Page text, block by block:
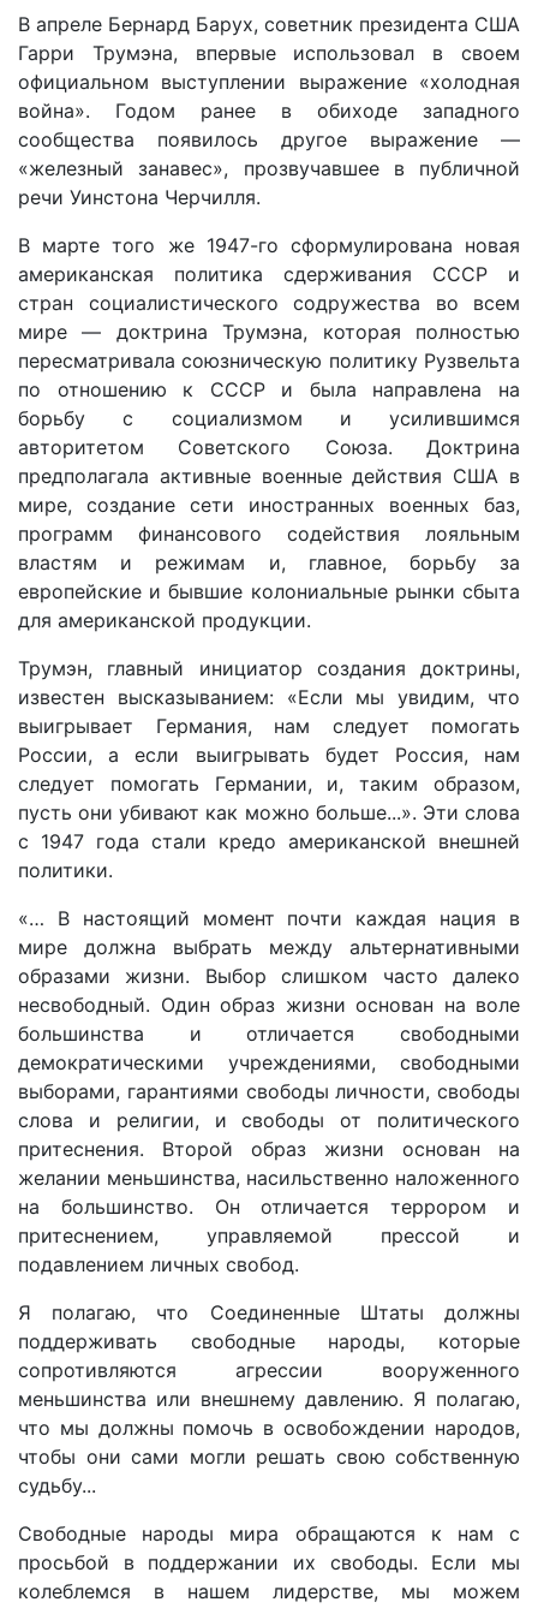
В апреле Бернард Барух, советник президента США
Гарри Трумэна, впервые использовал в своем
официальном выступлении выражение «холодная
война». Годом ранее в обиходе западного
сообщества появилось другое выражение —
«железный занавес», прозвучавшее в публичной
речи Уинстона Черчилля.
В марте того же 1947-го сформулирована новая
американская политика сдерживания СССР и
стран социалистического содружества во всем
мире — доктрина Трумэна, которая полностью
пересматривала союзническую политику Рузвельта
по отношению к СССР и была направлена на
борьбу с социализмом и усилившимся
авторитетом Советского Союза. Доктрина
предполагала активные военные действия США в
мире, создание сети иностранных военных баз,
программ финансового содействия лояльным
властям и режимам и, главное, борьбу за
европейские и бывшие колониальные рынки сбыта
для американской продукции.
Трумэн, главный инициатор создания доктрины,
известен высказыванием: «Если мы увидим, что
выигрывает Германия, нам следует помогать
России, а если выигрывать будет Россия, нам
следует помогать Германии, и, таким образом,
пусть они убивают как можно больше...». Эти слова
с 1947 года стали кредо американской внешней
политики.
«… В настоящий момент почти каждая нация в
мире должна выбрать между альтернативными
образами жизни. Выбор слишком часто далеко
несвободный. Один образ жизни основан на воле
большинства и отличается свободными
демократическими учреждениями, свободными
выборами, гарантиями свободы личности, свободы
слова и религии, и свободы от политического
притеснения. Второй образ жизни основан на
желании меньшинства, насильственно наложенного
на большинство. Он отличается террором и
притеснением, управляемой прессой и
подавлением личных свобод.
Я полагаю, что Соединенные Штаты должны
поддерживать свободные народы, которые
сопротивляются агрессии вооруженного
меньшинства или внешнему давлению. Я полагаю,
что мы должны помочь в освобождении народов,
чтобы они сами могли решать свою собственную
судьбу...
Свободные народы мира обращаются к нам с
просьбой в поддержании их свободы. Если мы
колеблемся в нашем лидерстве, мы можем